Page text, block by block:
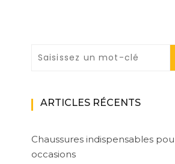
ARTICLES RÉCENTS
Chaussures indispensables
occasions